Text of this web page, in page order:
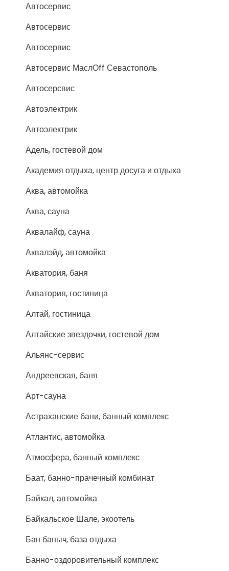
Автосервис
Автосервис
Автосервис
Автосервис МаслОff Севастополь
Автосерсвис
Автоэлектрик
Автоэлектрик
Адель, гостевой дом
Академия отдыха, центр досуга и отдыха
Аква, автомойка
Аква, сауна
Аквалайф, сауна
Аквалэйд, автомойка
Акватория, баня
Акватория, гостиница
Алтай, гостиница
Алтайские звездочки, гостевой дом
Альянс-сервис
Андреевская, баня
Арт-сауна
Астраханские бани, банный комплекс
Атлантис, автомойка
Атмосфера, банный комплекс
Баат, банно-прачечный комбинат
Байкал, автомойка
Байкальское Шале, экоотель
Бан баныч, база отдыха
Банно-оздоровительный комплекс